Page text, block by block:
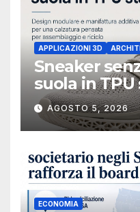
APPLICAZIONI 3D
Sneaker
suola in
AGOSTO 5, 2026
ECONOMIA